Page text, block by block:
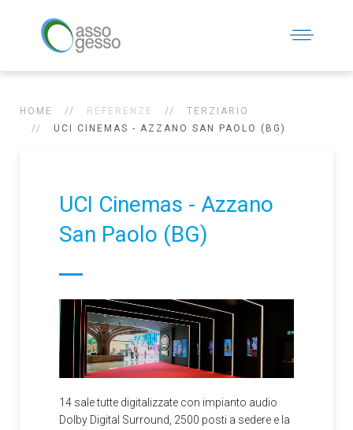
HOME REFERENZE
TERZIARIO
UCI CINEMAS - AZZANO SAN PAOLO (BG)
UCI Cinemas - Azzano
San Paolo (BG)
14 sale tutte digitalizzate con impianto audio
Dolby Digital Surround, 2500 posti a sedere e la